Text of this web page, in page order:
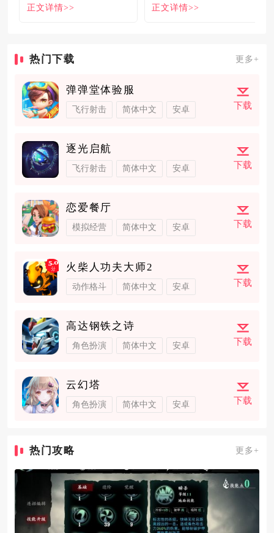
解
正文详情>>
名大
正文详情>>
热门下载 更多+
弹弹堂体验服
飞行射击 简体中文 安卓 下载
逐光启航
飞行射击 简体中文 安卓 下载
恋爱餐厅
模拟经营 简体中文 安卓 下载
火柴人功夫大师2
动作格斗 简体中文 安卓 下载
高达钢铁之诗
角色扮演 简体中文 安卓 下载
云幻塔
角色扮演 简体中文 安卓 下载
热门攻略 更多+